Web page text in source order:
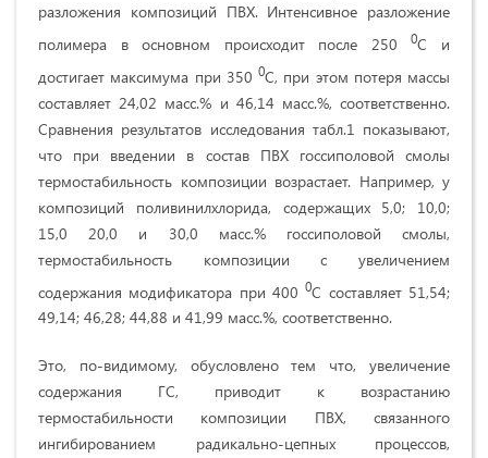
разложения композиций ПВХ. Интенсивное разложение
полимера в основном происходит после 2500С и
достигает максимума при 350 0С, при этом потеря массы
составляет 24,02 масс.% и 46,14 масс.%, соответственно.
Сравнения результатов исследования табл.1 показывают,
что при введении в состав ПВХ госсиполовой смолы
термостабильность композиции возрастает. Например, у
композиций поливинилхлорида, содержащих 5,0; 10,0;
15,0 20,0 и 30,0 масс.% госсиполовой смолы,
термостабильность композиции с увеличением
содержания модификатора при 4000С составляет 51,54;
49,14; 46,28; 44,88 и 41,99 масс.%, соответственно.
Это, по-видимому, обусловлено тем что, увеличение
содержания ГС, приводит к возрастанию
термостабильности композиции ПВХ, связанного
ингибированием радикально-цепных процессов,